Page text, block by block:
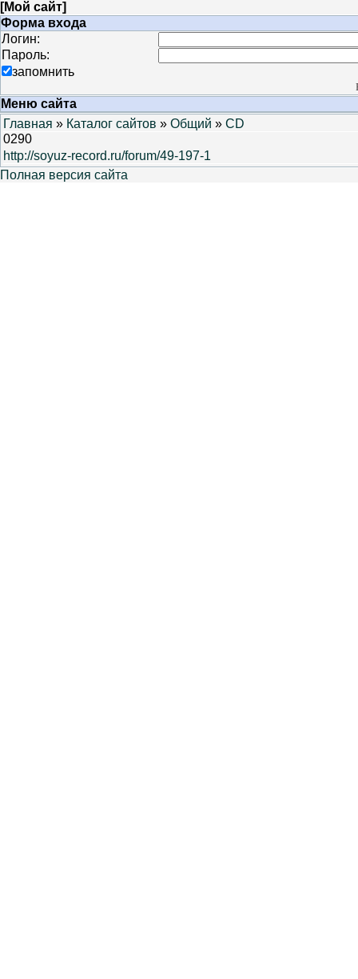
[Мой сайт]
Форма входа
Логин:
Пароль:
запомнить
Меню сайта
Главная » Каталог сайтов » Общий » CD
0290
http://soyuz-record.ru/forum/49-197-1
Полная версия сайта